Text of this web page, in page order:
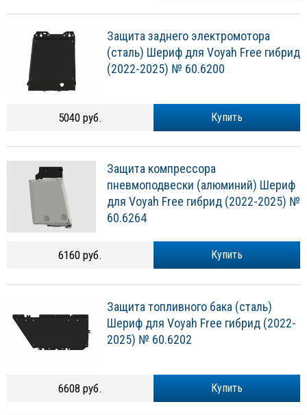
Защита заднего электромотора
(сталь) Шериф для Voyah Free гибрид
(2022-2025) № 60.6200
Купить
5040 руб.
Защита компрессора
пневмоподвески (алюминий) Шериф
для Voyah Free гибрид (2022-2025) №
60.6264
Купить
6160 руб.
Защита топливного бака (сталь)
Шериф для Voyah Free гибрид (2022-
2025) № 60.6202
Купить
6608 руб.